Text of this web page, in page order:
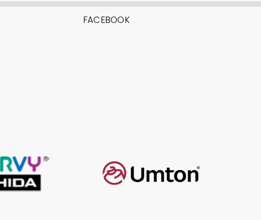
FACEBOOK